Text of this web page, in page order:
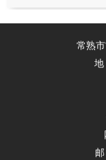
常熟
地